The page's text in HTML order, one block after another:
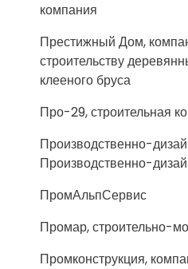
компания
Престижный Дом,
строительству
клееного бруса
Про-29, строительная
Производственно-
Производственно-
ПромАльпСервис
Промар, строительно-
Промконструкция,